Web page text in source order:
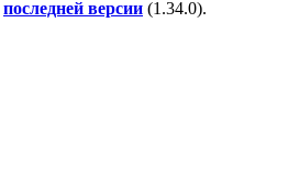
последней версии (1.34.0).